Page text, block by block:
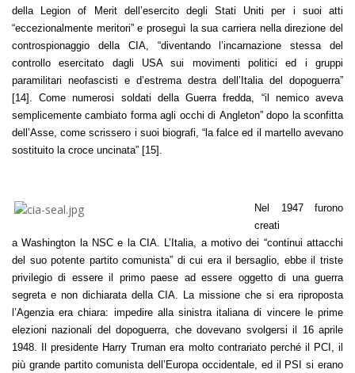
della Legion of Merit dell’esercito degli Stati Uniti per i suoi atti
“eccezionalmente meritori” e proseguì la sua carriera nella direzione del
controspionaggio della CIA, “diventando l’incarnazione stessa del
controllo esercitato dagli USA sui movimenti politici ed i gruppi
paramilitari neofascisti e d’estrema destra dell’Italia del dopoguerra”
[14]. Come numerosi soldati della Guerra fredda, “il nemico aveva
semplicemente cambiato forma agli occhi di Angleton” dopo la sconfitta
dell’Asse, come scrissero i suoi biografi, “la falce ed il martello avevano
sostituito la croce uncinata” [15].
Nel 1947 furono
creati
a Washington la NSC e la CIA. L’Italia, a motivo dei “continui attacchi
del suo potente partito comunista” di cui era il bersaglio, ebbe il triste
privilegio di essere il primo paese ad essere oggetto di una guerra
segreta e non dichiarata della CIA. La missione che si era riproposta
l’Agenzia era chiara: impedire alla sinistra italiana di vincere le prime
elezioni nazionali del dopoguerra, che dovevano svolgersi il 16 aprile
1948. Il presidente Harry Truman era molto contrariato perché il PCI, il
più grande partito comunista dell’Europa occidentale, ed il PSI si erano